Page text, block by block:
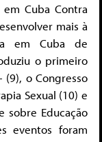
Cuba Contra
mais à
em Cuba de
o primeiro
(9), o Congresso
Sexual (10) e
sobre Educação
eventos foram